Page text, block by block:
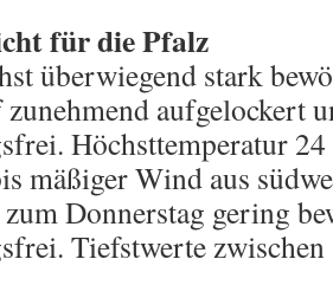
für die Pfalz
überwiegend stark
zunehmend aufgelockert
Höchsttemperatur
mäßiger Wind aus
Donnerstag gering
Tiefstwerte